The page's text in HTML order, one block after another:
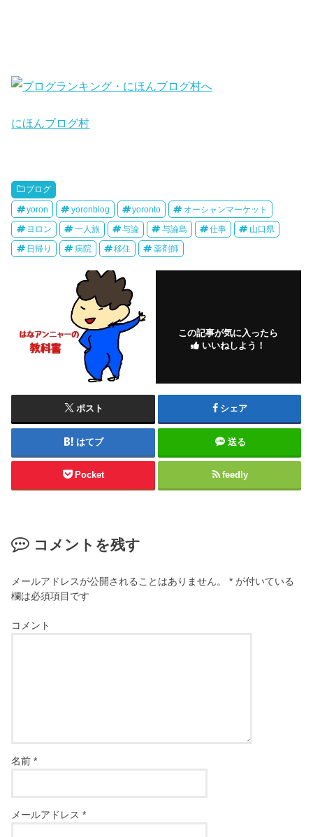
にほんブログ村
ブログ
yoron yoronblog yoronto オーシャンマーケット
ヨロン 一人旅 与論 与論島 仕事 山口県
日帰り 病院 移住 薬剤師
この記事が気に入ったら
いいねしよう！
ポスト シェア
はてブ 送る
Pocket feedly
コメントを残す
メールアドレスが公開されることはありません。 * が付いている
欄は必須項目です
コメント
名前*
メールアドレス*